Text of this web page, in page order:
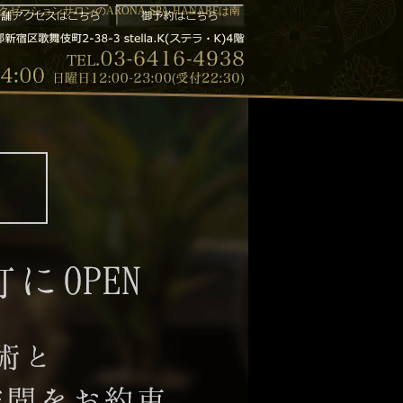
ゼーションサロンのARONA-SPA-HANAREは南